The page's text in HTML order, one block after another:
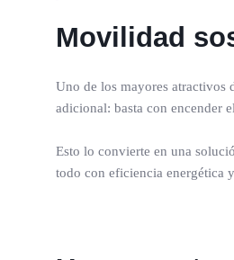
Movilidad
Uno de los mayores atractivos
adicional: basta con encender
Esto lo convierte en una
todo con eficiencia energética